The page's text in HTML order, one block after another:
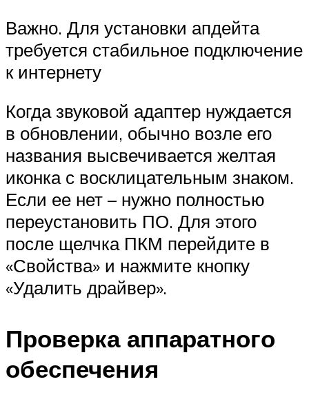
Важно. Для установки апдейта
требуется стабильное подключение
к интернету
Когда звуковой адаптер нуждается
в обновлении, обычно возле его
названия высвечивается желтая
иконка с восклицательным знаком.
Если ее нет – нужно полностью
переустановить ПО. Для этого
после щелчка ПКМ перейдите в
«Свойства» и нажмите кнопку
«Удалить драйвер».
Проверка аппаратного
обеспечения